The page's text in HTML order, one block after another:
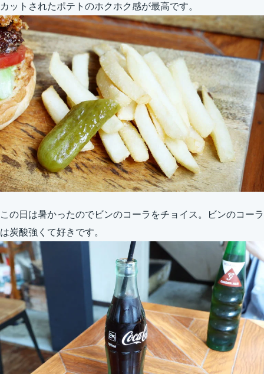
カットされたポテトのホクホク感が最高です。
この日は暑かったのでビンのコーラをチョイス。ビンのコーラ
は炭酸強くて好きです。